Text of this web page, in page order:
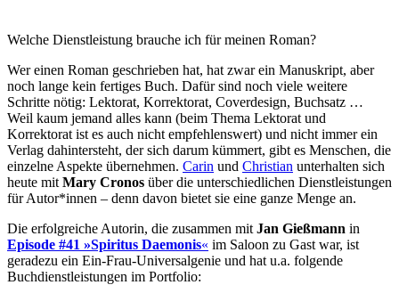
Welche Dienstleistung brauche ich für meinen Roman?
Wer einen Roman geschrieben hat, hat zwar ein Manuskript, aber
noch lange kein fertiges Buch. Dafür sind noch viele weitere
Schritte nötig: Lektorat, Korrektorat, Coverdesign, Buchsatz …
Weil kaum jemand alles kann (beim Thema Lektorat und
Korrektorat ist es auch nicht empfehlenswert) und nicht immer ein
Verlag dahintersteht, der sich darum kümmert, gibt es Menschen, die
einzelne Aspekte übernehmen. Carin und Christian unterhalten sich
heute mit Mary Cronos über die unterschiedlichen Dienstleistungen
für Autor*innen – denn davon bietet sie eine ganze Menge an.
Die erfolgreiche Autorin, die zusammen mit Jan Gießmann in
Episode #41 »Spiritus Daemonis« im Saloon zu Gast war, ist
geradezu ein Ein-Frau-Universalgenie und hat u.a. folgende
Buchdienstleistungen im Portfolio: